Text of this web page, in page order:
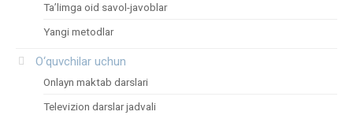
Ta’limga oid savol-javoblar
Yangi metodlar
O‘quvchilar uchun
Onlayn maktab darslari
Televizion darslar jadvali